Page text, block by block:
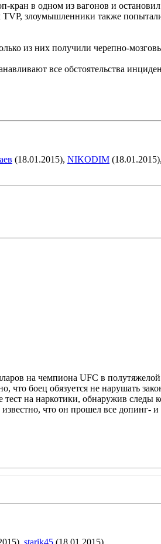
в одном из вагонов и
злоумышленники также
из них получили черепно-
все обстоятельства
(18.01.2015), NIKODIM (18.01.2015),
на чемпиона UFC в
что боец обязуется не нарушать
на наркотики, обнаружив
что он прошел все допинг-
starik45 (18.01.2015)